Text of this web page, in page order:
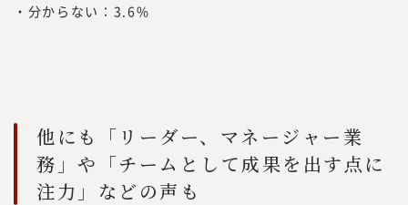
・分からない：3.6%
他にも「リーダー、マネージャー業
務」や「チームとして成果を出す点に
注力」などの声も